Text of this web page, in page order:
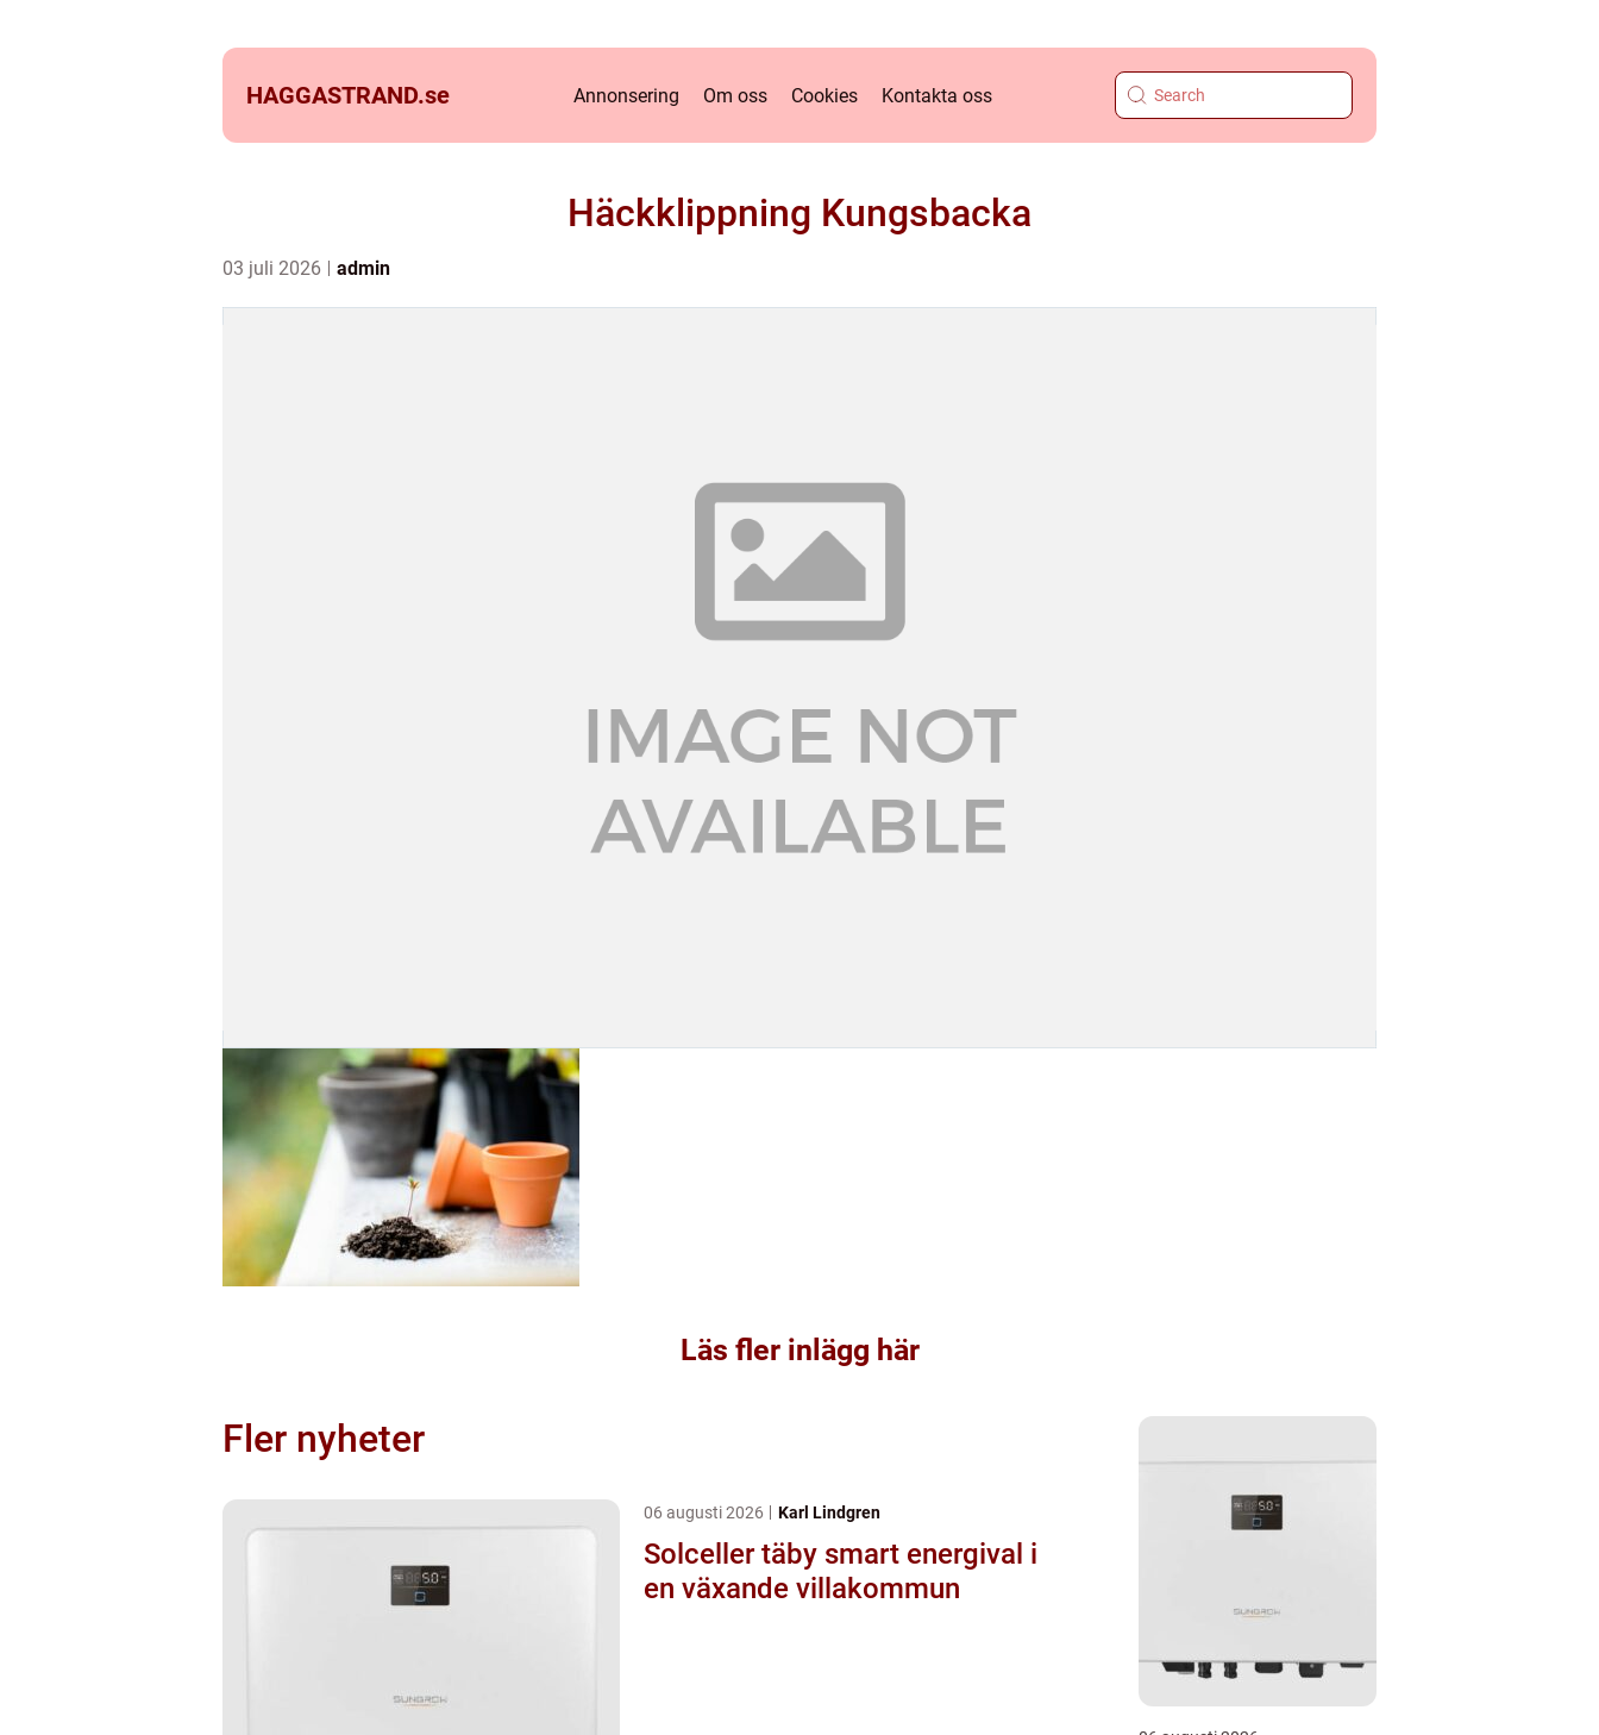
HAGGASTRAND.se Annonsering Om oss Cookies Kontakta oss
Häckklippning Kungsbacka
03 juli 2026 admin
Läs fler inlägg här
Fler nyheter
06 augusti 2026 Karl Lindgren
Solceller täby smart energival i
en växande villakommun